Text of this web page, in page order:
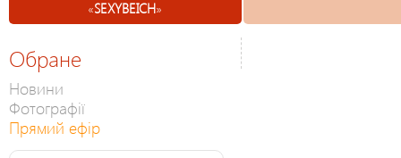
«SEXYBEICH»
Обране
Новини
Фотографії
Прямий ефір